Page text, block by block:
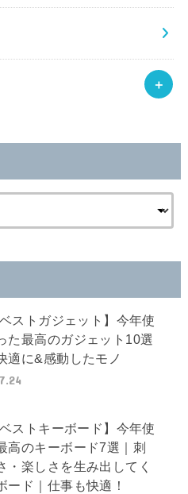
ストガジェット】今年使
た最高のガジェット10選
適に&感動したモノ
ストキーボード】今年使
高のキーボード7選｜刺
・楽しさを生み出してく
ード｜仕事も快適！